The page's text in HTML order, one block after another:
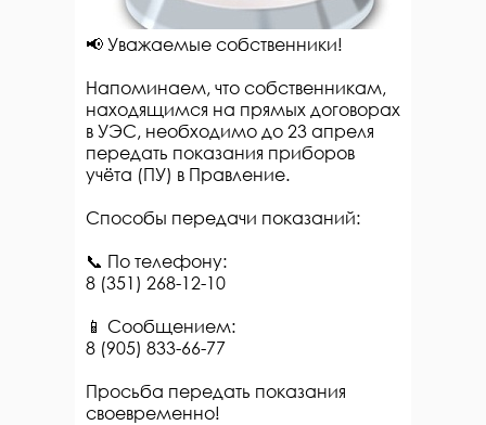
📢 Уважаемые собственники!
Напоминаем, что собственникам,
находящимся на прямых договорах
в УЭС, необходимо до 23 апреля
передать показания приборов
учёта (ПУ) в Правление.
Способы передачи показаний:
📞 По телефону:
8 (351) 268-12-10
📱 Сообщением:
8 (905) 833-66-77
Просьба передать показания
своевременно!